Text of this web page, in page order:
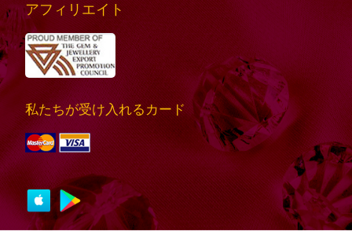
アフィリエイト
私たちが受け入れるカード